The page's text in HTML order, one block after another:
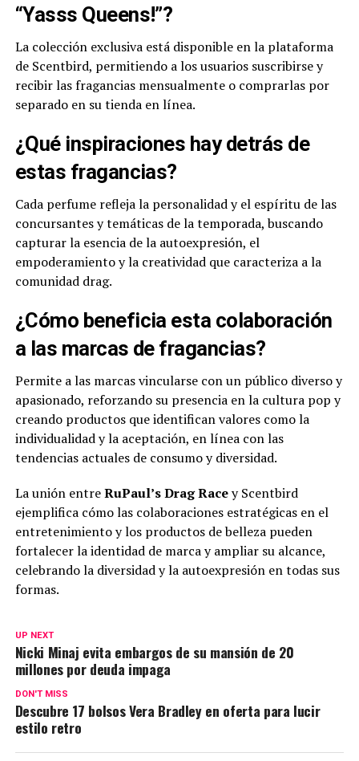
“Yasss Queens!”?
La colección exclusiva está disponible en la plataforma
de Scentbird, permitiendo a los usuarios suscribirse y
recibir las fragancias mensualmente o comprarlas por
separado en su tienda en línea.
¿Qué inspiraciones hay detrás de
estas fragancias?
Cada perfume refleja la personalidad y el espíritu de las
concursantes y temáticas de la temporada, buscando
capturar la esencia de la autoexpresión, el
empoderamiento y la creatividad que caracteriza a la
comunidad drag.
¿Cómo beneficia esta colaboración
a las marcas de fragancias?
Permite a las marcas vincularse con un público diverso y
apasionado, reforzando su presencia en la cultura pop y
creando productos que identifican valores como la
individualidad y la aceptación, en línea con las
tendencias actuales de consumo y diversidad.
La unión entreRuPaul’s Drag Racey Scentbird
ejemplifica cómo las colaboraciones estratégicas en el
entretenimiento y los productos de belleza pueden
fortalecer la identidad de marca y ampliar su alcance,
celebrando la diversidad y la autoexpresión en todas sus
formas.
UP NEXT
Nicki Minaj evita embargos de su mansión de 20
millones por deuda impaga
DON'T MISS
Descubre 17 bolsos Vera Bradley en oferta para lucir
estilo retro